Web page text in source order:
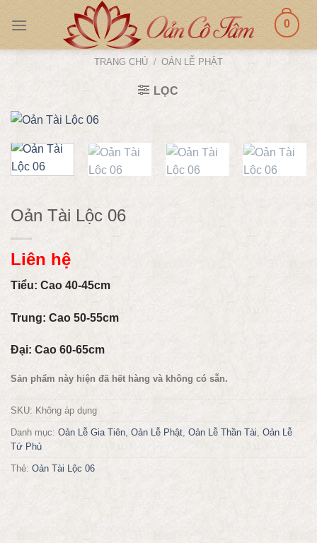
0
TRANG CHỦ / OẢN LỄ PHẬT
LỌC
Oản Tài Lộc 06
Liên hệ
Tiểu: Cao 40-45cm
Trung: Cao 50-55cm
Đại: Cao 60-65cm
Sản phẩm này hiện đã hết hàng và không có sẵn.
SKU: Không áp dụng
Danh mục: Oản Lễ Gia Tiên, Oản Lễ Phật, Oản Lễ Thần Tài, Oản Lễ
Tứ Phủ
Thẻ: Oản Tài Lộc 06